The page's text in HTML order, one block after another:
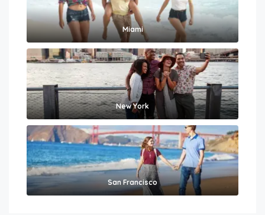
Miami
New York
San Francisco